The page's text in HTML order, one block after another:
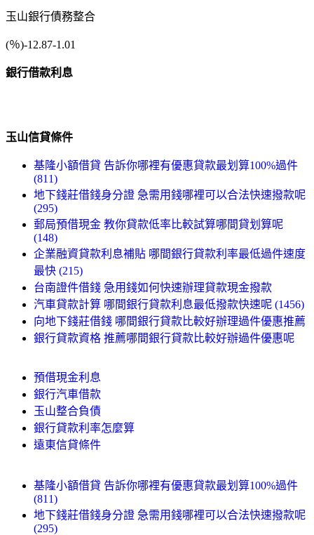
玉山銀行債務整合
(％)-12.87-1.01
銀行借款利息
玉山信貸條件
基隆小額借貸 告訴你哪裡有優惠貸款最划算100%過件
(811)
地下錢莊借錢身分證 急需用錢哪裡可以合法快速撥款呢
(295)
郵局預借現金 教你貸款低率比較試算哪間貸划算呢
(148)
企業融資貸款利息補貼 哪間銀行貸款利率最低過件速度
最快 (215)
台南證件借錢 急用錢如何快速辦理貸款現金撥款
汽車貸款計算 哪間銀行貸款利息最低撥款快速呢 (1456)
向地下錢莊借錢 哪間銀行貸款比較好辦理過件優惠推薦
銀行貸款資格 推薦哪間銀行貸款比較好辦過件優惠呢
預借現金利息
銀行汽車借款
玉山整合負債
銀行貸款利率怎麼算
遠東信貸條件
基隆小額借貸 告訴你哪裡有優惠貸款最划算100%過件
(811)
地下錢莊借錢身分證 急需用錢哪裡可以合法快速撥款呢
(295)